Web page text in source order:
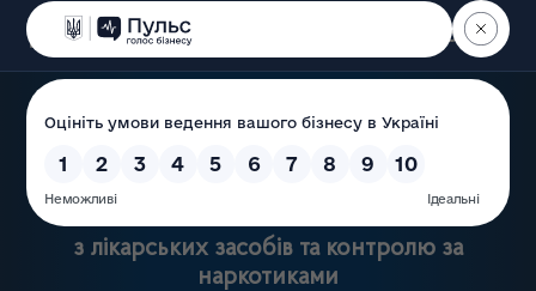
Пошук
Державна служба України
з лікарських засобів та контролю за
наркотиками